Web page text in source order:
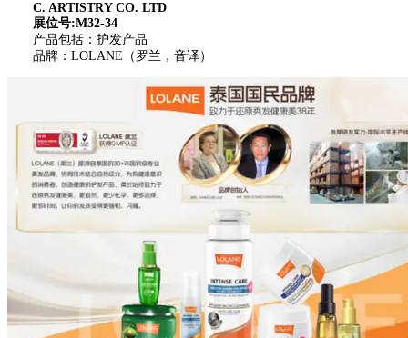
C. ARTISTRY CO. LTD
展位号:M32-34
产品包括：护发产品
品牌：LOLANE（罗兰，音译）